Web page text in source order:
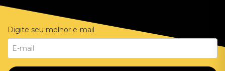
Digite seu melhor e-mail